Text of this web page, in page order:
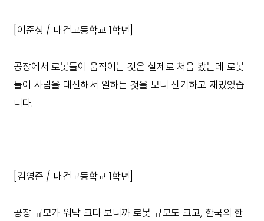
[이준성 / 대건고등학교 1학년]
공장에서 로봇들이 움직이는 것은 실제로 처음 봤는데 로봇
들이 사람을 대신해서 일하는 것을 보니 신기하고 재밌었습
니다.
[김영준 / 대건고등학교 1학년]
공장 규모가 워낙 크다 보니까 로봇 규모도 크고, 한국의 한